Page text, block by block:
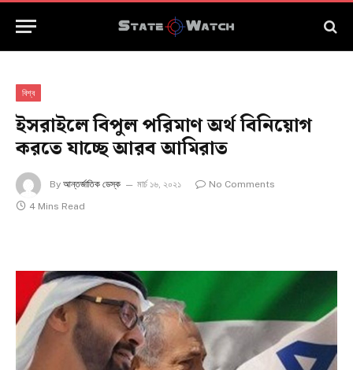
বিশ্ব
ইসরাইলে বিপুল পরিমাণ অর্থ বিনিয়োগ
করতে যাচ্ছে আরব আমিরাত
By আন্তর্জাতিক ডেস্ক মার্চ ১৬, ২০২১
No Comments
4 Mins Read